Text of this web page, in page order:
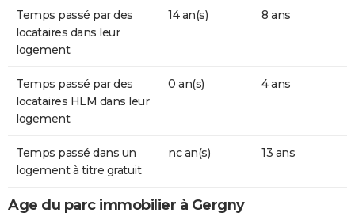
Temps passé par des
locataires dans leur
logement
14 an(s) 8 ans
Temps passé par des
locataires HLM dans leur
logement
0 an(s) 4 ans
Temps passé dans un
logement à titre gratuit
nc an(s) 13 ans
Age du parc immobilier à Gergny